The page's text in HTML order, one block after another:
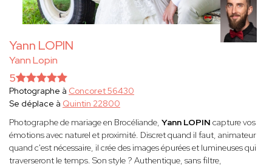
Yann LOPIN
Yann Lopin
5
Photographe à Concoret 56430
Se déplace à Quintin 22800
Photographe de mariage en Brocéliande, Yann LOPIN capture vos
émotions avec naturel et proximité. Discret quand il faut, animateur
quand c'est nécessaire, il crée des images épurées et lumineuses qui
traverseront le temps. Son style ? Authentique, sans filtre,